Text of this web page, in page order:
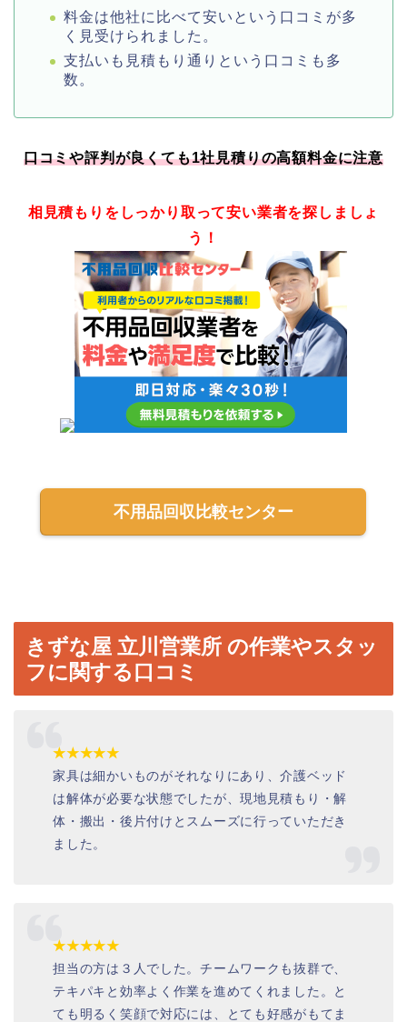
料金は他社に比べて安いという口コミが多
く見受けられました。
支払いも見積もり通りという口コミも多
数。
口コミや評判が良くても1社見積りの高額料金に注意
相見積もりをしっかり取って安い業者を探しましょ
う！
不用品回収比較センター
きずな屋 立川営業所 の作業やスタッ
フに関する口コミ
★★★★★
家具は細かいものがそれなりにあり、介護ベッド
は解体が必要な状態でしたが、現地見積もり・解
体・搬出・後片付けとスムーズに行っていただき
ました。
★★★★★
担当の方は３人でした。チームワークも抜群で、
テキパキと効率よく作業を進めてくれました。と
ても明るく笑顔で対応には、とても好感がもてま